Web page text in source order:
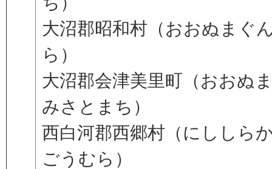
大沼郡昭和村（おおぬまぐ
ら）
大沼郡会津美里町（おおぬ
みさとまち）
西白河郡西郷村（にししら
ごうむら）